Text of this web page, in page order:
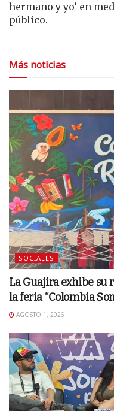
hermano y yo’ en
público.
Más noticias
SOCIALES
La Guajira exhibe
la feria “Colombia
AGOSTO 1, 2026